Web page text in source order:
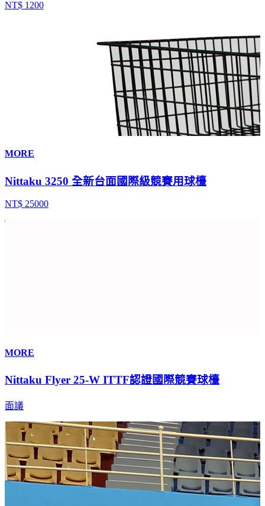
NT$ 1200
MORE
Nittaku 3250 全新台面國際級競賽用球檯
NT$ 25000
MORE
Nittaku Flyer 25-W ITTF認證國際競賽球檯
面議